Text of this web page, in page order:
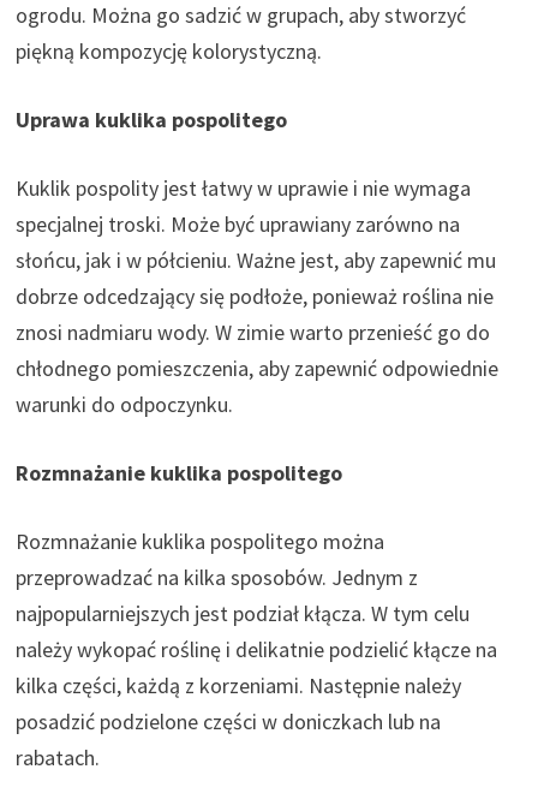
ogrodu. Można go sadzić w grupach, aby stworzyć
piękną kompozycję kolorystyczną.
Uprawa kuklika pospolitego
Kuklik pospolity jest łatwy w uprawie i nie wymaga
specjalnej troski. Może być uprawiany zarówno na
słońcu, jak i w półcieniu. Ważne jest, aby zapewnić mu
dobrze odcedzający się podłoże, ponieważ roślina nie
znosi nadmiaru wody. W zimie warto przenieść go do
chłodnego pomieszczenia, aby zapewnić odpowiednie
warunki do odpoczynku.
Rozmnażanie kuklika pospolitego
Rozmnażanie kuklika pospolitego można
przeprowadzać na kilka sposobów. Jednym z
najpopularniejszych jest podział kłącza. W tym celu
należy wykopać roślinę i delikatnie podzielić kłącze na
kilka części, każdą z korzeniami. Następnie należy
posadzić podzielone części w doniczkach lub na
rabatach.